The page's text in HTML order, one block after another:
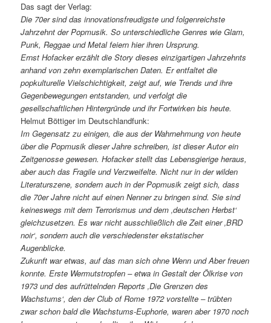
Das sagt der Verlag:
Die 70er sind das innovationsfreudigste und folgenreichste
Jahrzehnt der Popmusik. So unterschiedliche Genres wie Glam,
Punk, Reggae und Metal feiern hier ihren Ursprung.
Ernst Hofacker erzählt die Story dieses einzigartigen Jahrzehnts
anhand von zehn exemplarischen Daten. Er entfaltet die
popkulturelle Vielschichtigkeit, zeigt auf, wie Trends und ihre
Gegenbewegungen entstanden, und verfolgt die
gesellschaftlichen Hintergründe und ihr Fortwirken bis heute.
Helmut Böttiger im Deutschlandfunk:
Im Gegensatz zu einigen, die aus der Wahrnehmung von heute
über die Popmusik dieser Jahre schreiben, ist dieser Autor ein
Zeitgenosse gewesen. Hofacker stellt das Lebensgierige heraus,
aber auch das Fragile und Verzweifelte. Nicht nur in der wilden
Literaturszene, sondern auch in der Popmusik zeigt sich, dass
die 70er Jahre nicht auf einen Nenner zu bringen sind. Sie sind
keineswegs mit dem Terrorismus und dem ‚deutschen Herbst‘
gleichzusetzen. Es war nicht ausschließlich die Zeit einer ‚BRD
noir‘, sondern auch die verschiedenster ekstatischer
Augenblicke.
Zukunft war etwas, auf das man sich ohne Wenn und Aber freuen
konnte. Erste Wermutstropfen – etwa in Gestalt der Ölkrise von
1973 und des aufrüttelnden Reports ‚Die Grenzen des
Wachstums‘, den der Club of Rome 1972 vorstellte – trübten
zwar schon bald die Wachstums-Euphorie, waren aber 1970 noch